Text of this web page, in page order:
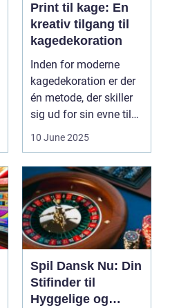
Print til kage: En
kreativ tilgang til
kagedekoration
Inden for moderne
kagedekoration er der
én metode, der skiller
sig ud for sin evne til
at bri...
10 June 2025
Spil Dansk Nu: Din
Stifinder til
Hyggelige og